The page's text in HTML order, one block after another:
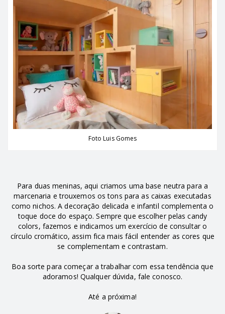
Foto Luis Gomes
Para duas meninas, aqui criamos uma base neutra para a
marcenaria e trouxemos os tons para as caixas executadas
como nichos. A decoração delicada e infantil complementa o
toque doce do espaço. Sempre que escolher pelas candy
colors, fazemos e indicamos um exercício de consultar o
círculo cromático, assim fica mais fácil entender as cores que
se complementam e contrastam.
Boa sorte para começar a trabalhar com essa tendência que
adoramos! Qualquer dúvida, fale conosco.
Até a próxima!